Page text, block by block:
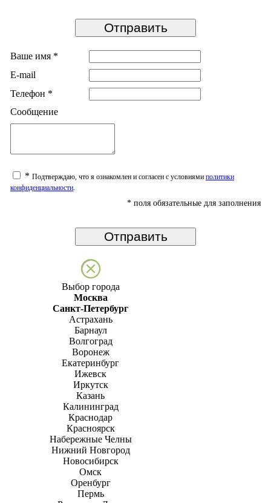
Ваше имя *
E-mail
Телефон *
Сообщение
* Подтверждаю, что я ознакомлен и согласен с условиями политики
конфиденциальности.
* поля обязательные для заполнения
Выбор города
Москва
Санкт-Петербург
Астрахань
Барнаул
Волгоград
Воронеж
Екатеринбург
Ижевск
Иркутск
Казань
Калининград
Краснодар
Красноярск
Набережные Челны
Нижний Новгород
Новосибирск
Омск
Оренбург
Пермь